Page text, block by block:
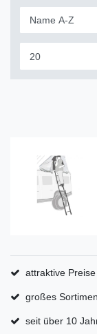
attraktive Preise
großes
seit über 10